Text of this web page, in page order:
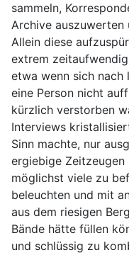
sammeln,
Archive auszuwerten
Allein diese
extrem
etwa wenn sich nach
eine Person nicht
kürzlich verstorben
Interviews
Sinn machte, nur
ergiebige Zeitzeugen
möglichst viele zu
beleuchten und mit
aus dem riesigen
Bände hätte füllen
und schlüssig zu